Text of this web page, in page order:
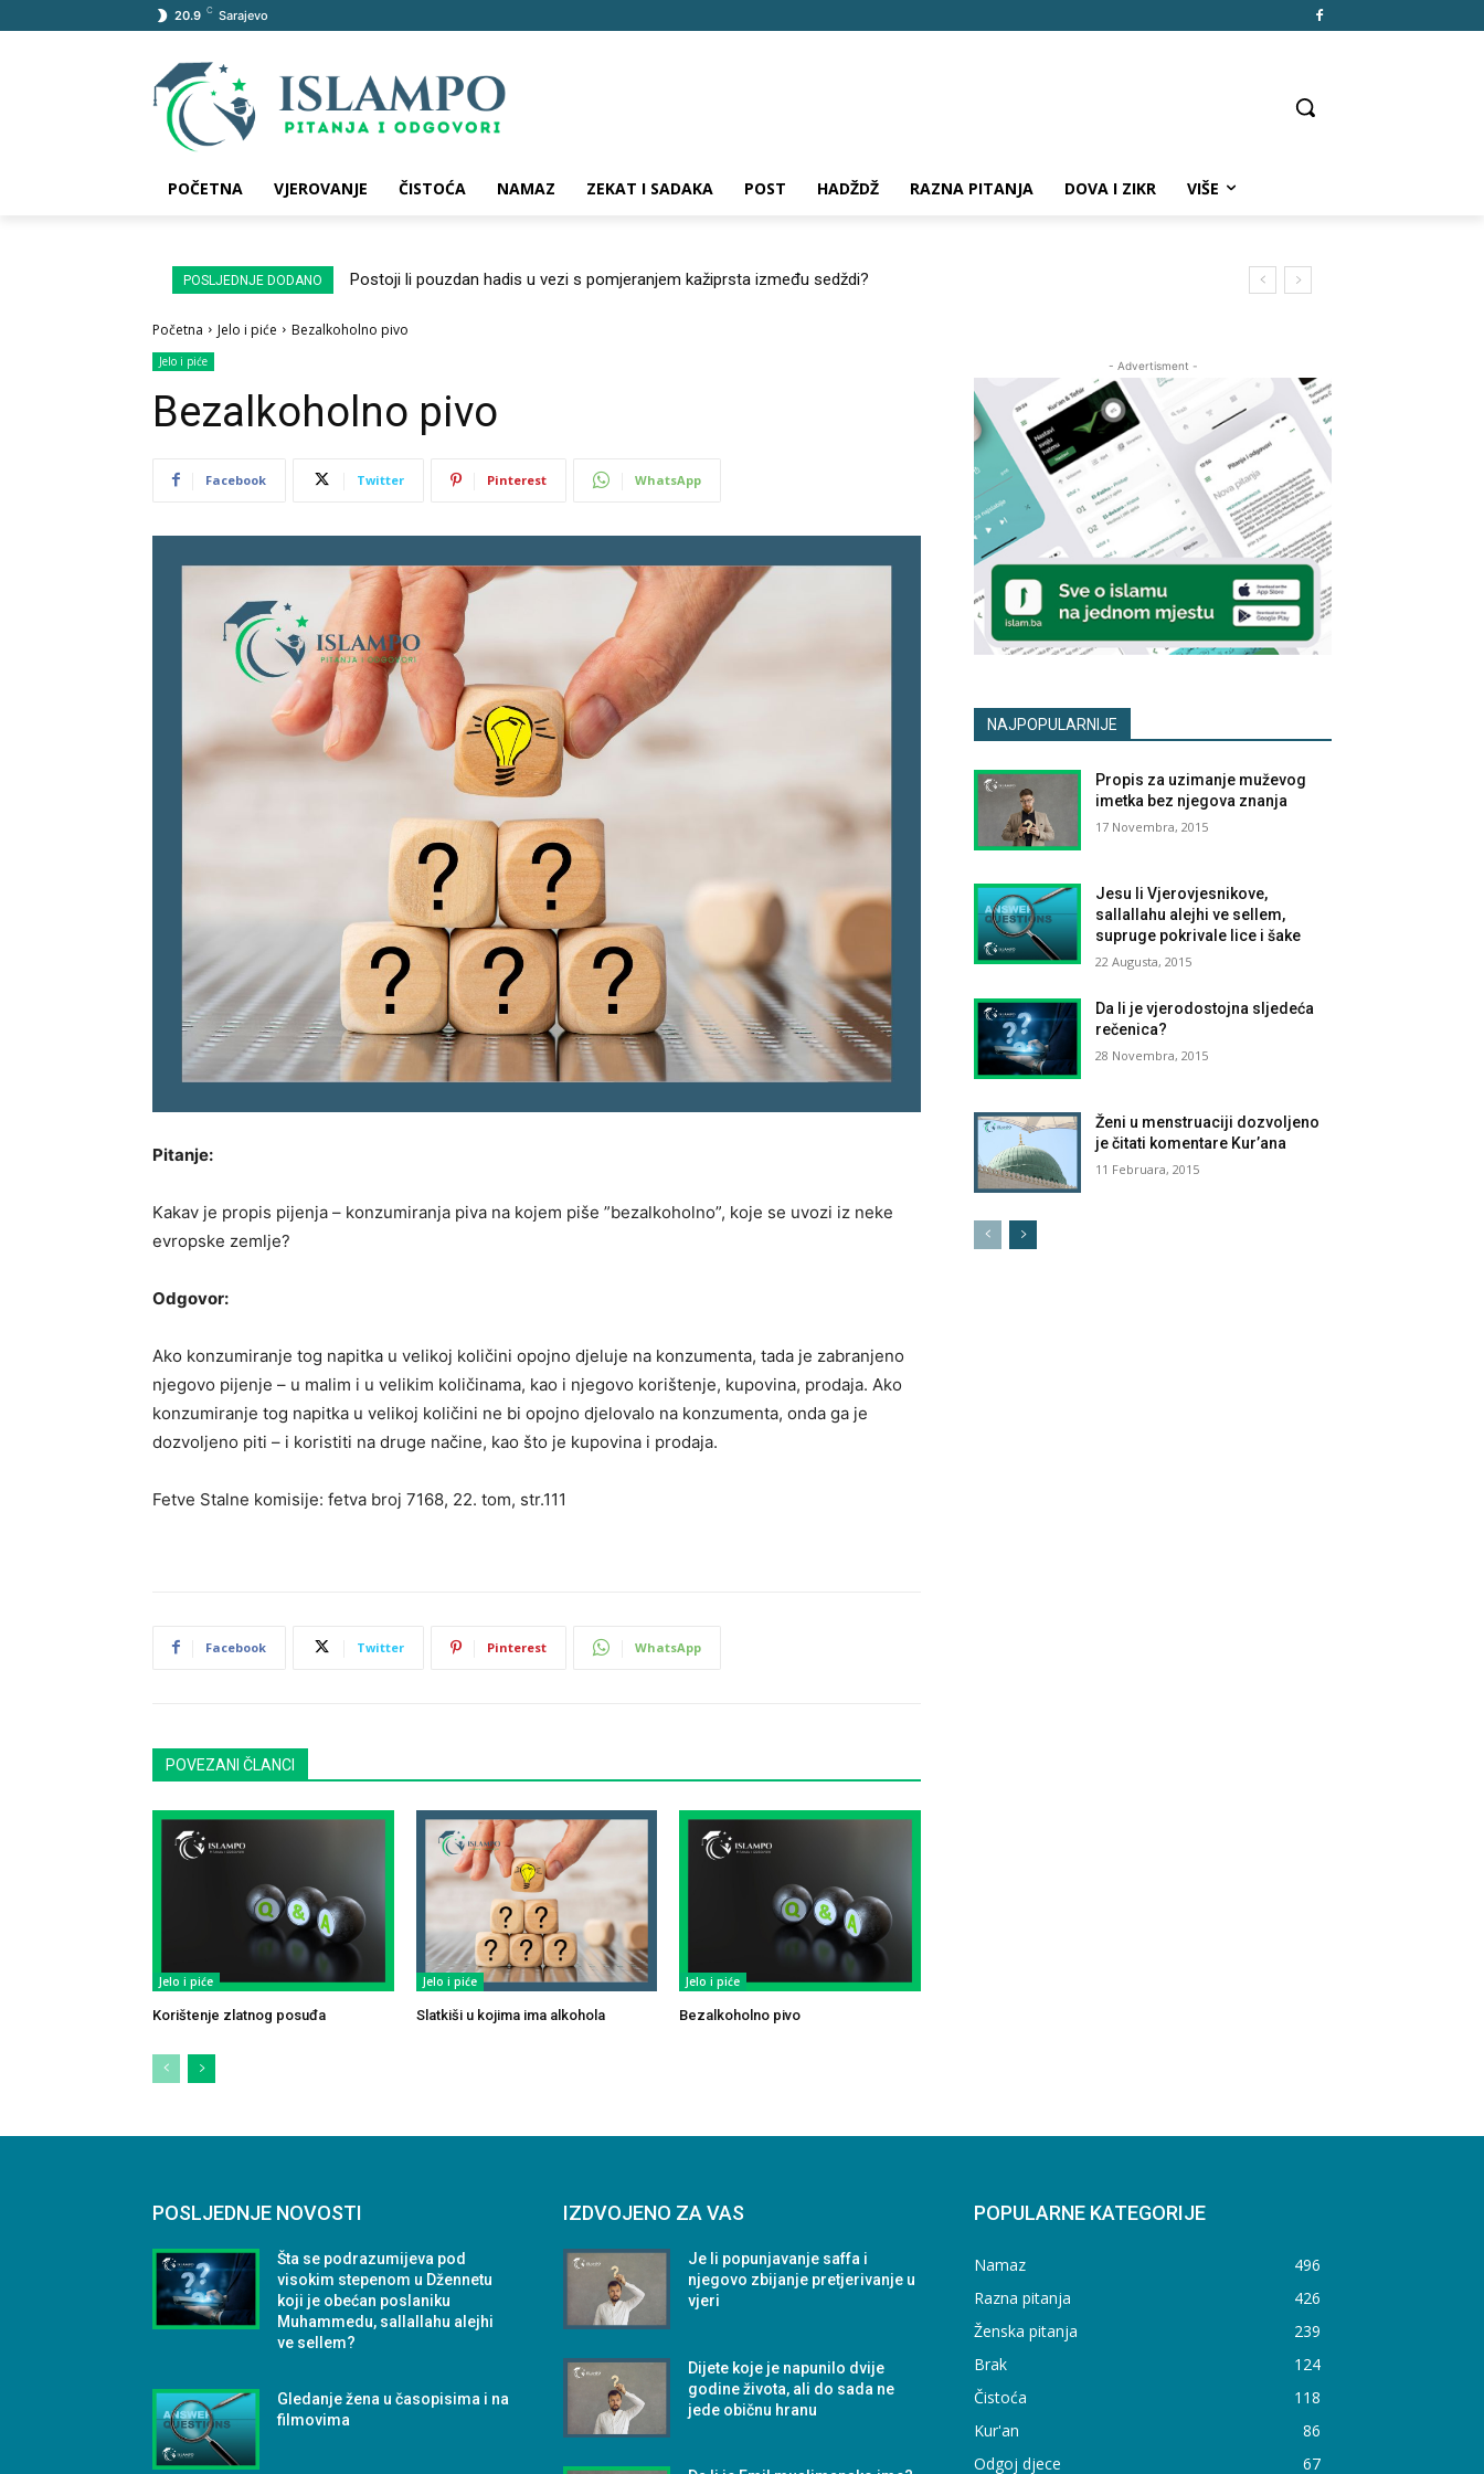
20.9 C Sarajevo
POČETNA VJEROVANJE ČISTOĆA NAMAZ ZEKAT I SADAKA POST HADŽDŽ RAZNA PITANJA DOVA I ZIKR VIŠE
POSLJEDNJE DODANO Postoji li pouzdan hadis u vezi s pomjeranjem kažiprsta između sedždi?
Početna Jelo i piće Bezalkoholno pivo
Jelo i piće
Bezalkoholno pivo
Facebook Twitter Pinterest WhatsApp
Pitanje:
Kakav je propis pijenja – konzumiranja piva na kojem piše ”bezalkoholno”, koje se uvozi iz neke
evropske zemlje?
Odgovor:
Ako konzumiranje tog napitka u velikoj količini opojno djeluje na konzumenta, tada je zabranjeno
njegovo pijenje – u malim i u velikim količinama, kao i njegovo korištenje, kupovina, prodaja. Ako
konzumiranje tog napitka u velikoj količini ne bi opojno djelovalo na konzumenta, onda ga je
dozvoljeno piti – i koristiti na druge načine, kao što je kupovina i prodaja.
Fetve Stalne komisije: fetva broj 7168, 22. tom, str.111
Facebook Twitter Pinterest WhatsApp
POVEZANI ČLANCI
Jelo i piće
Korištenje zlatnog posuđa
Jelo i piće
Slatkiši u kojima ima alkohola
Jelo i piće
Bezalkoholno pivo
- Advertisment -
NAJPOPULARNIJE
Propis za uzimanje muževog
imetka bez njegova znanja
17 Novembra, 2015
Jesu li Vjerovjesnikove,
sallallahu alejhi ve sellem,
supruge pokrivale lice i šake
22 Augusta, 2015
Da li je vjerodostojna sljedeća
rečenica?
28 Novembra, 2015
Ženi u menstruaciji dozvoljeno
je čitati komentare Kur’ana
11 Februara, 2015
POSLJEDNJE NOVOSTI
Šta se podrazumijeva pod
visokim stepenom u Džennetu
koji je obećan poslaniku
Muhammedu, sallallahu alejhi
ve sellem?
Gledanje žena u časopisima i na
filmovima
IZDVOJENO ZA VAS
Je li popunjavanje saffa i
njegovo zbijanje pretjerivanje u
vjeri
Dijete koje je napunilo dvije
godine života, ali do sada ne
jede običnu hranu
POPULARNE KATEGORIJE
Namaz
496
Razna pitanja
426
Ženska pitanja
239
Brak
124
Čistoća
118
Kur'an
86
Odgoj djece
67